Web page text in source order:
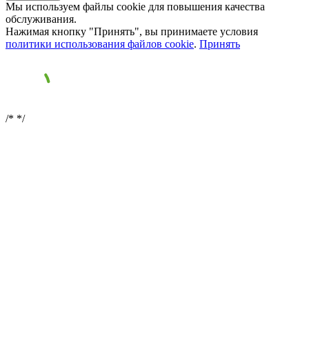
Мы используем файлы cookie для повышения качества
обслуживания.
Нажимая кнопку "Принять", вы принимаете условия
политики использования файлов cookie. Принять
/* */